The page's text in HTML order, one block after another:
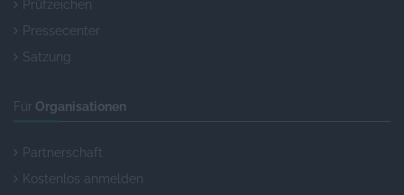
Prüfzeichen
Pressecenter
Satzung
Für Organisationen
Partnerschaft
Kostenlos anmelden